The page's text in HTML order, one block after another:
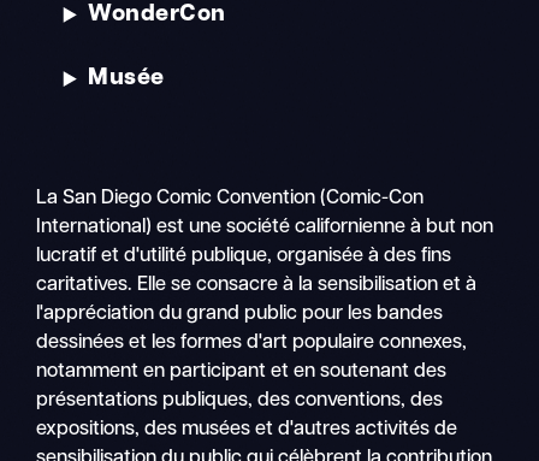
WonderCon
Musée
La San Diego Comic Convention (Comic-Con
International) est une société californienne à but non
lucratif et d'utilité publique, organisée à des fins
caritatives. Elle se consacre à la sensibilisation et à
l'appréciation du grand public pour les bandes
dessinées et les formes d'art populaire connexes,
notamment en participant et en soutenant des
présentations publiques, des conventions, des
expositions, des musées et d'autres activités de